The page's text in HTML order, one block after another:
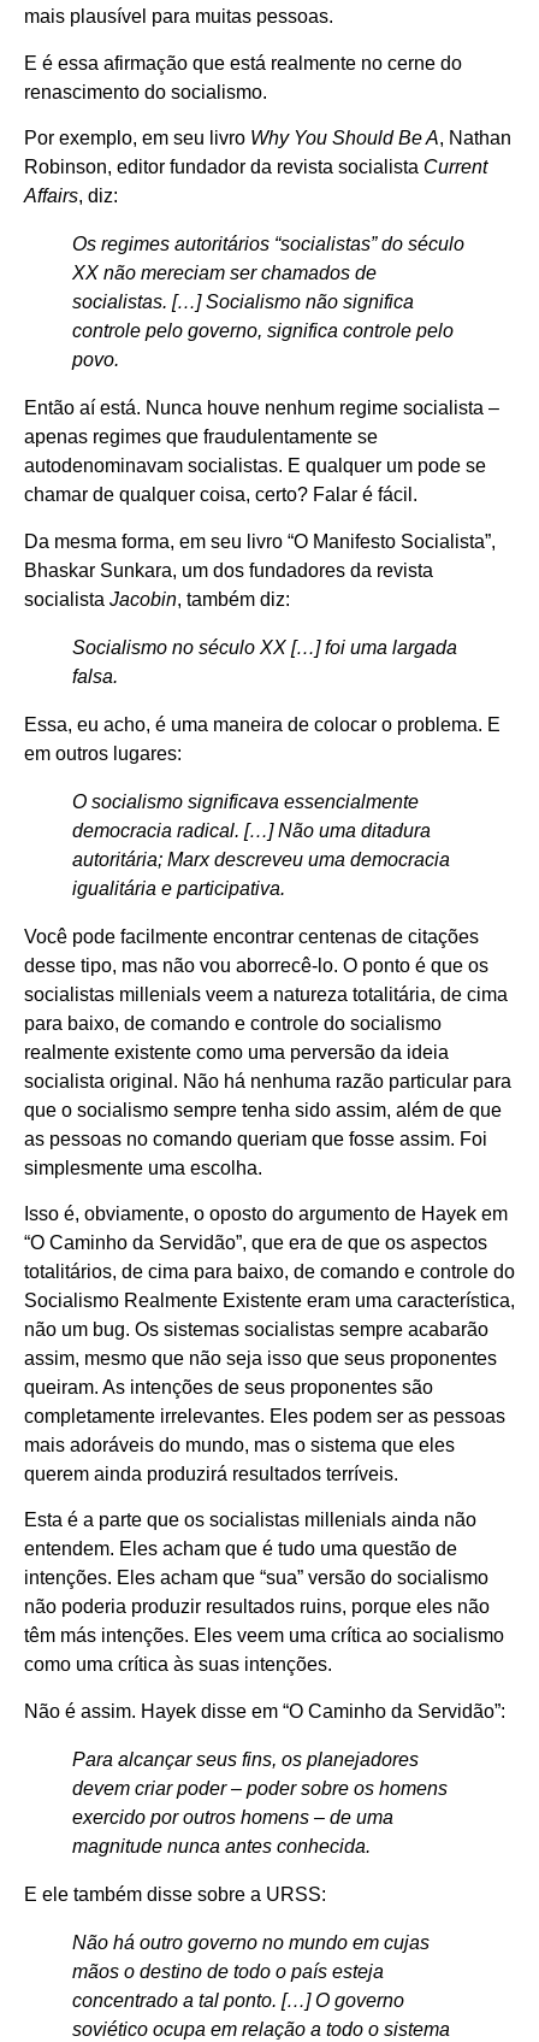
mais plausível para muitas pessoas.
E é essa afirmação que está realmente no cerne do
renascimento do socialismo.
Por exemplo, em seu livro Why You Should Be A, Nathan
Robinson, editor fundador da revista socialista Current
Affairs, diz:
Os regimes autoritários “socialistas” do século
XX não mereciam ser chamados de
socialistas. […] Socialismo não significa
controle pelo governo, significa controle pelo
povo.
Então aí está. Nunca houve nenhum regime socialista –
apenas regimes que fraudulentamente se
autodenominavam socialistas. E qualquer um pode se
chamar de qualquer coisa, certo? Falar é fácil.
Da mesma forma, em seu livro “O Manifesto Socialista”,
Bhaskar Sunkara, um dos fundadores da revista
socialista Jacobin, também diz:
Socialismo no século XX […] foi uma largada
falsa.
Essa, eu acho, é uma maneira de colocar o problema. E
em outros lugares:
O socialismo significava essencialmente
democracia radical. […] Não uma ditadura
autoritária; Marx descreveu uma democracia
igualitária e participativa.
Você pode facilmente encontrar centenas de citações
desse tipo, mas não vou aborrecê-lo. O ponto é que os
socialistas millenials veem a natureza totalitária, de cima
para baixo, de comando e controle do socialismo
realmente existente como uma perversão da ideia
socialista original. Não há nenhuma razão particular para
que o socialismo sempre tenha sido assim, além de que
as pessoas no comando queriam que fosse assim. Foi
simplesmente uma escolha.
Isso é, obviamente, o oposto do argumento de Hayek em
“O Caminho da Servidão”, que era de que os aspectos
totalitários, de cima para baixo, de comando e controle do
Socialismo Realmente Existente eram uma característica,
não um bug. Os sistemas socialistas sempre acabarão
assim, mesmo que não seja isso que seus proponentes
queiram. As intenções de seus proponentes são
completamente irrelevantes. Eles podem ser as pessoas
mais adoráveis do mundo, mas o sistema que eles
querem ainda produzirá resultados terríveis.
Esta é a parte que os socialistas millenials ainda não
entendem. Eles acham que é tudo uma questão de
intenções. Eles acham que “sua” versão do socialismo
não poderia produzir resultados ruins, porque eles não
têm más intenções. Eles veem uma crítica ao socialismo
como uma crítica às suas intenções.
Não é assim. Hayek disse em “O Caminho da Servidão”:
Para alcançar seus fins, os planejadores
devem criar poder – poder sobre os homens
exercido por outros homens – de uma
magnitude nunca antes conhecida.
E ele também disse sobre a URSS:
Não há outro governo no mundo em cujas
mãos o destino de todo o país esteja
concentrado a tal ponto. […] O governo
soviético ocupa em relação a todo o sistema